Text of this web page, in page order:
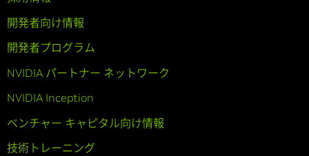
開発者向け情報
開発者プログラム
NVIDIA パートナー ネットワーク
NVIDIA Inception
ベンチャー キャピタル向け情報
技術トレーニング